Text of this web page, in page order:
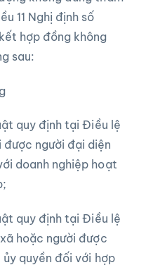
11 Nghị định số
hợp đồng không
sau:
quy định tại Điều lệ
được người đại diện
doanh nghiệp hoạt
quy định tại Điều lệ
hoặc người được
quyền đối với hợp